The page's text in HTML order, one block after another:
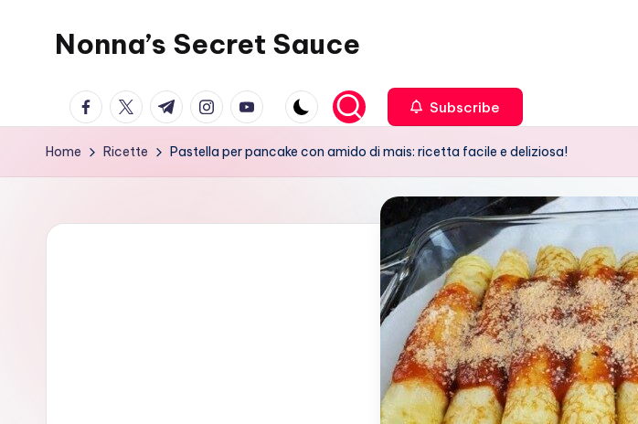
Nonna’s Secret Sauce
facebook.com
twitter.com
t.me instagram.com
youtube.com Subscribe
Home Ricette Pastella per pancake con amido di mais: ricetta facile e deliziosa!